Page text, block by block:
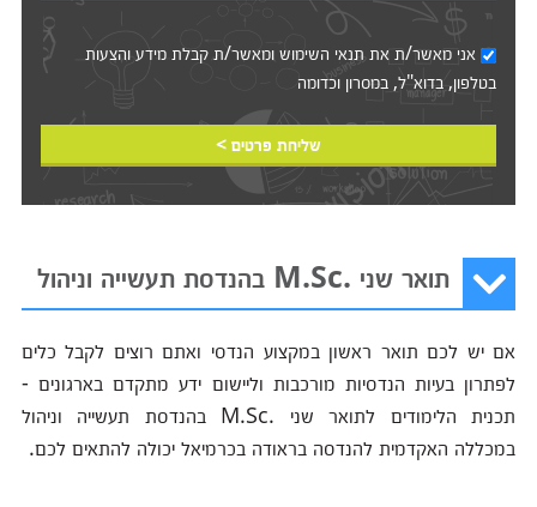
אני מאשר/ת את תנאי השימושומאשר/ת קבלת מידע והצעות
בטלפון, בדוא"ל, במסרון וכדומה‎‎
שליחת פרטים >
תואר שני .M.Sc בהנדסת תעשייה וניהול
אם יש לכם תואר ראשון במקצוע הנדסי ואתם רוצים לקבל כלים
לפתרון בעיות הנדסיות מורכבות וליישום ידע מתקדם בארגונים -
תכנית הלימודים לתואר שני .M.Sc בהנדסת תעשייה וניהול
במכללה האקדמית להנדסה בראודה בכרמיאל יכולה להתאים לכם.